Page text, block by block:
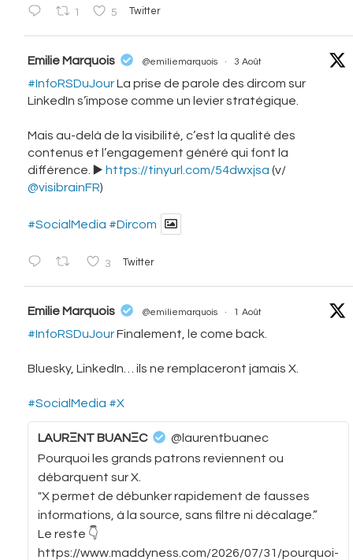
1 5 Twitter
Emilie Marquois @emiliemarquois · 3 Août
#InfoRSDuJourLa prise de parole des dircom sur
LinkedIn s’impose comme un levier stratégique.
Mais au-delà de la visibilité, c’est la qualité des
contenus et l’engagement généré qui font la
différence. ▶️ https://tinyurl.com/54dwxjsa (v/
@visibrainFR)
#SocialMedia #Dircom
3 Twitter
Emilie Marquois @emiliemarquois · 1 Août
#InfoRSDuJourFinalement, le come back.
Bluesky, LinkedIn… ils ne remplaceront jamais X.
#SocialMedia #X
LAURΞNT BUANΞC
@laurentbuanec
Pourquoi les grands patrons reviennent ou
débarquent sur X.
"X permet de débunker rapidement de fausses
informations, à la source, sans filtre ni décalage.”
Le reste 👇
https://www.maddyness.com/2026/07/31/pourquoi-